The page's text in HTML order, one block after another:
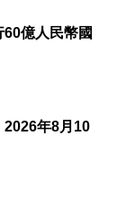
億人民幣國
2026年8月10